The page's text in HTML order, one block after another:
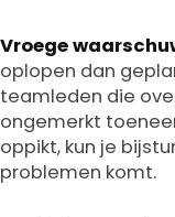
Vroege
oplopen dan
teamleden die
ongemerkt
oppikt, kun je
problemen komt.